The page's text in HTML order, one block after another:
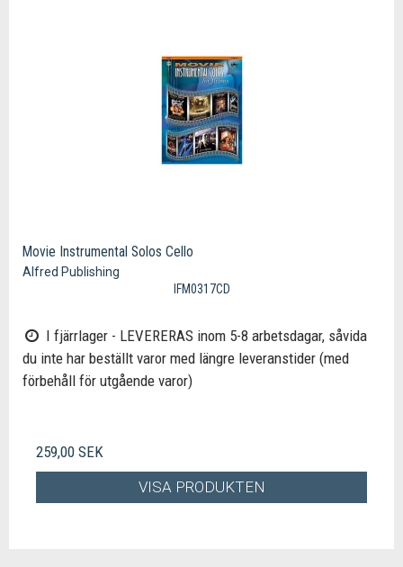
Movie Instrumental Solos Cello
Alfred Publishing
IFM0317CD
I fjärrlager - LEVERERAS inom 5-8 arbetsdagar, såvida
du inte har beställt varor med längre leveranstider (med
förbehåll för utgående varor)
259,00 SEK
VISA PRODUKTEN